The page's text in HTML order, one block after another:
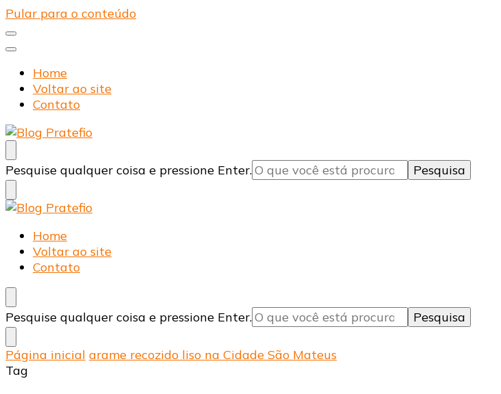
Pular para o conteúdo
Home
Voltar ao site
Contato
Blog Pratefio
Arames e Telas de Qualidade
Procurando
algo?
Pesquise qualquer coisa e pressione Enter.
Blog Pratefio
Arames e Telas de Qualidade
Home
Voltar ao site
Contato
Procurando
algo?
Pesquise qualquer coisa e pressione Enter.
Página inicial arame recozido liso na Cidade São Mateus
Tag